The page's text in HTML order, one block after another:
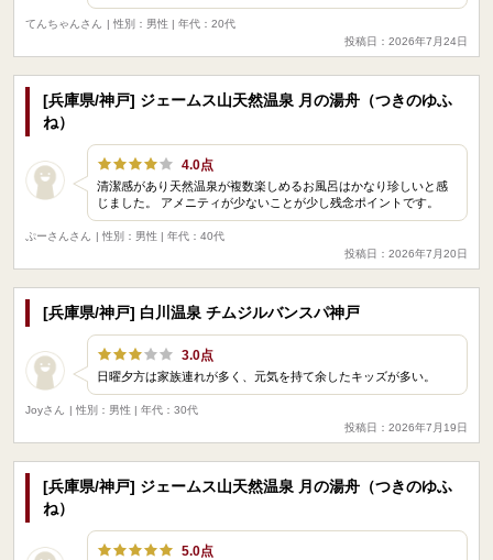
てんちゃんさん
| 性別：男性 | 年代：20代
投稿日：2026年7月24日
[兵庫県/神戸] ジェームス山天然温泉 月の湯舟（つきのゆふ
ね）
4.0点
清潔感があり天然温泉が複数楽しめるお風呂はかなり珍しいと感
じました。 アメニティが少ないことが少し残念ポイントです。
ぷーさんさん
| 性別：男性 | 年代：40代
投稿日：2026年7月20日
[兵庫県/神戸] 白川温泉 チムジルバンスパ神戸
3.0点
日曜夕方は家族連れが多く、元気を持て余したキッズが多い。
Joyさん
| 性別：男性 | 年代：30代
投稿日：2026年7月19日
[兵庫県/神戸] ジェームス山天然温泉 月の湯舟（つきのゆふ
ね）
5.0点